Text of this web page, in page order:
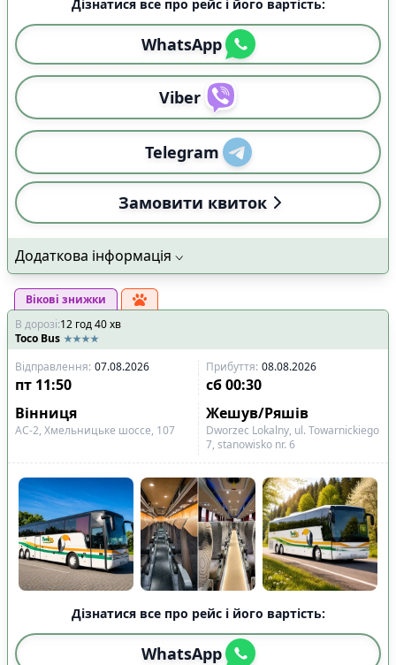
Дізнатися все про рейс і його вартість:
WhatsApp
Viber
Telegram
Замовити квиток
Додаткова інформація
Вікові знижки
В дорозі:12 год40хв
Toco Bus
Відправлення: 07.08.2026 Прибуття: 08.08.2026
пт 11:50 сб 00:30
Вінниця
Жешув/Ряшів
АС-2, Хмельницьке шоссе, 107
Dworzec Lokalny, ul. Towarnickiego
7, stanowisko nr. 6
Дізнатися все про рейс і його вартість:
WhatsApp